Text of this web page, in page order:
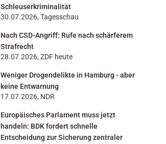
Schleuserkriminalität
30.07.2026, Tagesschau
Nach CSD-Angriff: Rufe nach schärferem
Strafrecht
28.07.2026, ZDF heute
Weniger Drogendelikte in Hamburg - aber
keine Entwarnung
17.07.2026, NDR
Europäisches Parlament muss jetzt
handeln: BDK fordert schnelle
Entscheidung zur Sicherung zentraler